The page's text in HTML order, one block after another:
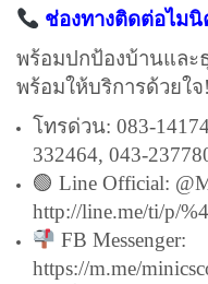
ช่องทางติดต่อไม
พร้อมปกป้องบ้านและ
พร้อมให้บริการด้วยใจ!
โทรด่วน: 083-
332464, 043-
🟢 Line Official:
http://line.me/ti/p/
FB Messenger:
https://m.me/